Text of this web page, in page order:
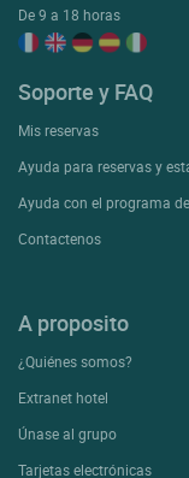
De 9 a 18 horas
Soporte y FAQ
Mis reservas
Ayuda para reservas y
Ayuda con el programa
Contactenos
A proposito
¿Quiénes somos?
Extranet hotel
Únase al grupo
Tarjetas electrónicas